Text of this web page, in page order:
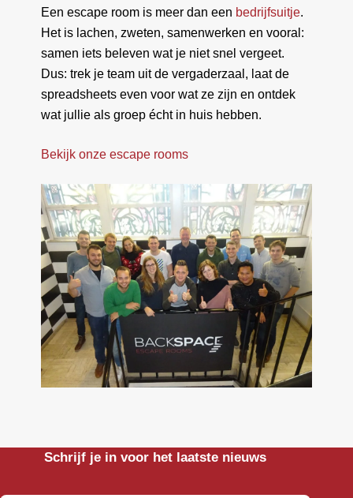
Een escape room is meer dan een bedrijfsuitje.
Het is lachen, zweten, samenwerken en vooral:
samen iets beleven wat je niet snel vergeet.
Dus: trek je team uit de vergaderzaal, laat de
spreadsheets even voor wat ze zijn en ontdek
wat jullie als groep écht in huis hebben.
Bekijk onze escape rooms
Schrijf je in voor het laatste nieuws